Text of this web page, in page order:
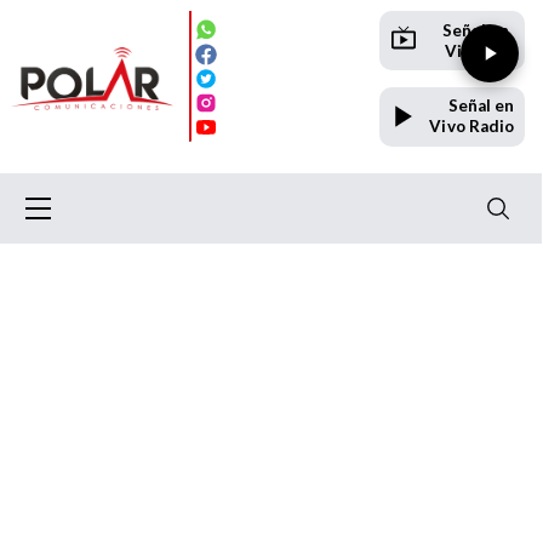
Señal en
Vivo TV
Señal en
Vivo Radio